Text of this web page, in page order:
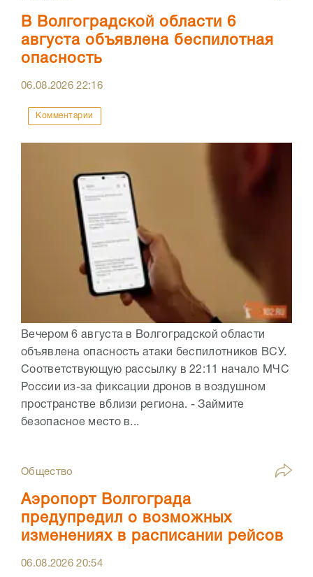
В Волгоградской области 6
августа объявлена беспилотная
опасность
06.08.202622:16
Комментарии
Вечером 6 августа в Волгоградской области
объявлена опасность атаки беспилотников ВСУ.
Соответствующую рассылку в 22:11 начало МЧС
России из-за фиксации дронов в воздушном
пространстве вблизи региона. - Займите
безопасное место в...
Общество
Аэропорт Волгограда
предупредил о возможных
изменениях в расписании рейсов
06.08.202620:54